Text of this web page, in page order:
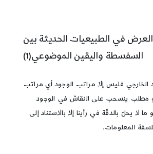
العرض في الطبيعيات الحديثة بين
السفسطة واليقين الموضوعي(1)
الخارجي فليس إلا مراتب الوجود أي مراتب
مطلب ينسحب على النقاش في الوجود
ما لا يحلّ بالدقّة في رأينا إلا بالاستناد إلى
المعلومات.